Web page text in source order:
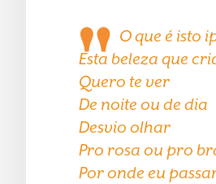
O que é isto
Esta beleza que
Quero te ver
De noite ou de dia
Desvio olhar
Pro rosa ou pro
Por onde eu